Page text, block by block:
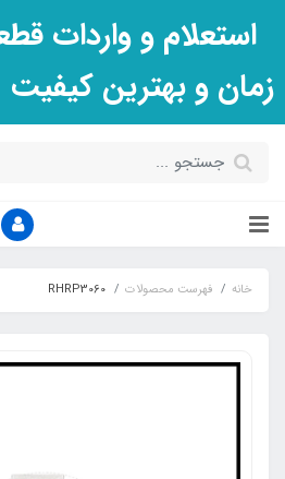
استعلام و واردات
زمان و بهترین کیفیت
خانه فهرست محصولات RHRP3060